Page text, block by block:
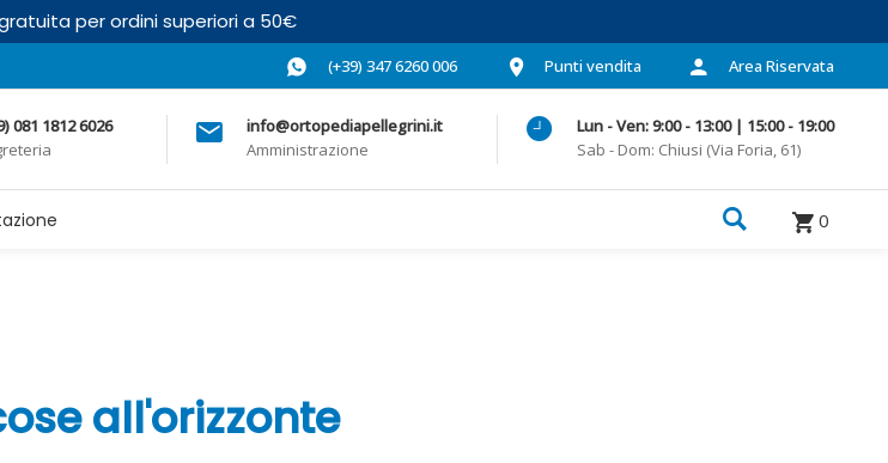
per ordini superiori a 50€
(+39) 347 6260 006 Punti vendita Area Riservata
081 1812 6026
info@ortopediapellegrini.it
Amministrazione
Lun - Ven: 9:00 - 13:00 | 15:00 - 19:00
Sab - Dom: Chiusi (Via Foria, 61)
0
all'orizzonte